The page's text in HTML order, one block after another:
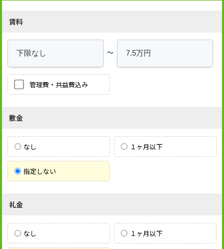
賃料
～
管理費・共益費込み
敷金
なし １ヶ月以下
指定しない
礼金
なし １ヶ月以下